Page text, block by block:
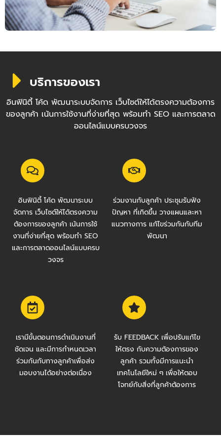
บริการของเรา
อินฟินิตี้ โค้ด พัฒนาระบบจัดการ เว็บไซต์ให้ได้ตรงความต้องการ
ของลูกค้า เน้นการใช้งานที่ง่ายที่สุด พร้อมทำ SEO และการตลาด
ออนไลน์แบบครบวงจร
อินฟินิตี้ โค้ด พัฒนาระบบ
จัดการ เว็บไซต์ให้ได้ตรงความ
ต้องการของลูกค้า เน้นการใช้
งานที่ง่ายที่สุด พร้อมทำ SEO
และการตลาดออนไลน์แบบครบ
วงจร
ร่วมงานกับลูกค้า ประชุมรับฟัง
ปัญหา ที่เกิดขึ้น วางแผนและหา
แนวทางการ แก้ไขร่วมกันกับทีม
พัฒนา
เรามีขั้นตอนการดำเนินงานที่
ชัดเจน และมีการกำหนดเวลา
ร่วมกันกับทางลูกค้าเพื่อส่ง
มอบงานได้อย่างต่อเนื่อง
รับ FEEDBACK เพื่อปรับแก้ไข
ให้ตรง กับความต้องการของ
ลูกค้า รวมทั้งมีการแนะนำ
เทคโนโลยีใหม่ ๆ เพื่อให้ตอบ
โจทย์กับสิ่งที่ลูกค้าต้องการ